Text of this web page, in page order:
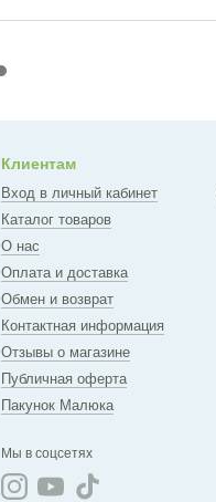
Клиентам
Вход в личный кабинет
Каталог товаров
О нас
Оплата и доставка
Обмен и возврат
Контактная информация
Отзывы о магазине
Публичная оферта
Пакунок Малюка
Мы в соцсетях